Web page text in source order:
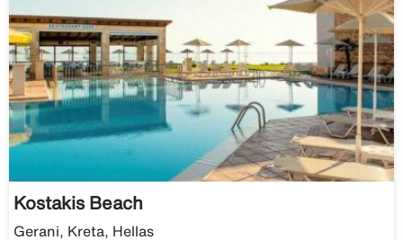
Kostakis Beach
Gerani, Kreta, Hellas